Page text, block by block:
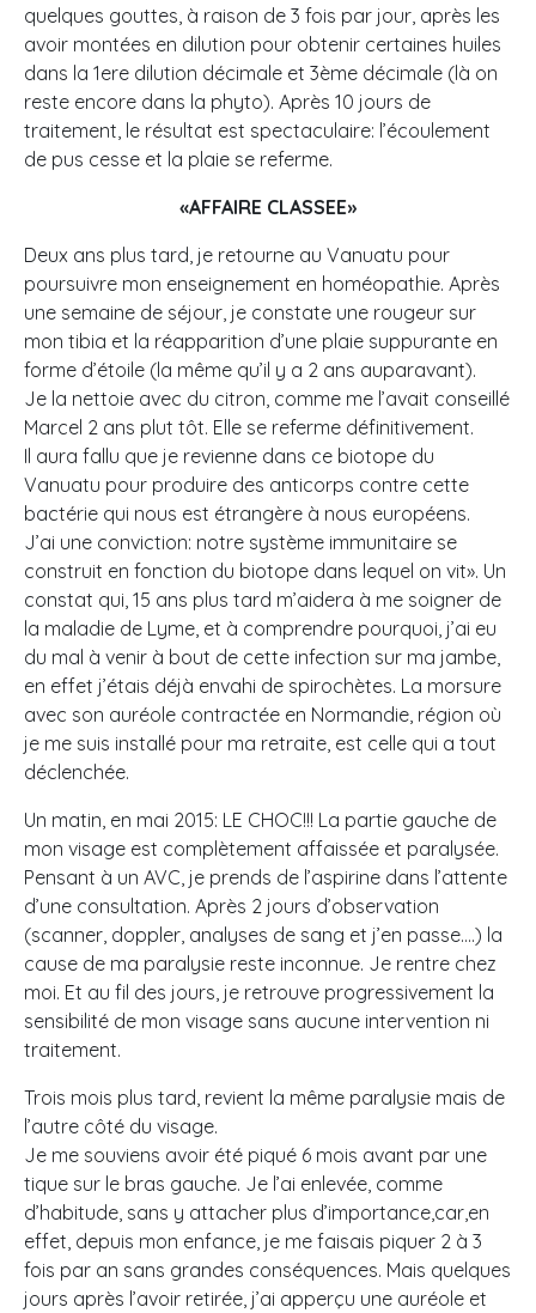
quelques gouttes, à raison de 3 fois par jour, après les
avoir montées en dilution pour obtenir certaines huiles
dans la 1ere dilution décimale et 3ème décimale (là on
reste encore dans la phyto). Après 10 jours de
traitement, le résultat est spectaculaire: l’écoulement
de pus cesse et la plaie se referme.
«AFFAIRE CLASSEE»
Deux ans plus tard, je retourne au Vanuatu pour
poursuivre mon enseignement en homéopathie. Après
une semaine de séjour, je constate une rougeur sur
mon tibia et la réapparition d’une plaie suppurante en
forme d’étoile (la même qu’il y a 2 ans auparavant).
Je la nettoie avec du citron, comme me l’avait conseillé
Marcel 2 ans plut tôt. Elle se referme définitivement.
Il aura fallu que je revienne dans ce biotope du
Vanuatu pour produire des anticorps contre cette
bactérie qui nous est étrangère à nous européens.
J’ai une conviction: notre système immunitaire se
construit en fonction du biotope dans lequel on vit». Un
constat qui, 15 ans plus tard m’aidera à me soigner de
la maladie de Lyme, et à comprendre pourquoi, j’ai eu
du mal à venir à bout de cette infection sur ma jambe,
en effet j’étais déjà envahi de spirochètes. La morsure
avec son auréole contractée en Normandie, région où
je me suis installé pour ma retraite, est celle qui a tout
déclenchée.
Un matin, en mai 2015: LE CHOC!!! La partie gauche de
mon visage est complètement affaissée et paralysée.
Pensant à un AVC, je prends de l’aspirine dans l’attente
d’une consultation. Après 2 jours d’observation
(scanner, doppler, analyses de sang et j’en passe….) la
cause de ma paralysie reste inconnue. Je rentre chez
moi. Et au fil des jours, je retrouve progressivement la
sensibilité de mon visage sans aucune intervention ni
traitement.
Trois mois plus tard, revient la même paralysie mais de
l’autre côté du visage.
Je me souviens avoir été piqué 6 mois avant par une
tique sur le bras gauche. Je l’ai enlevée, comme
d’habitude, sans y attacher plus d’importance,car,en
effet, depuis mon enfance, je me faisais piquer 2 à 3
fois par an sans grandes conséquences. Mais quelques
jours après l’avoir retirée, j’ai apperçu une auréole et